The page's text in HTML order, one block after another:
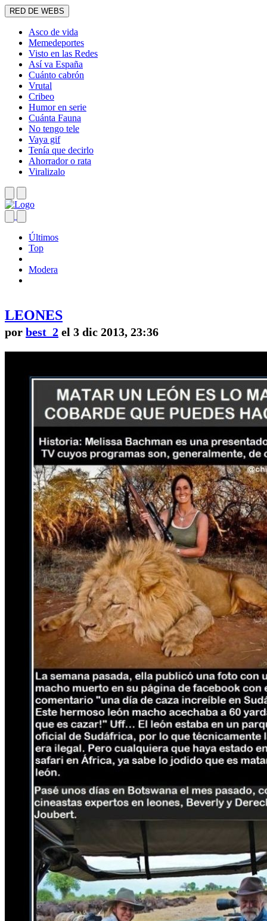
RED DE WEBS
Asco de vida
Memedeportes
Visto en las Redes
Así va España
Cuánto cabrón
Vrutal
Cribeo
Humor en serie
Cuánta Fauna
No tengo tele
Vaya gif
Tenía que decirlo
Ahorrador o rata
Viralizalo
Últimos
Top
Modera
LEONES
por best_2 el 3 dic 2013, 23:36